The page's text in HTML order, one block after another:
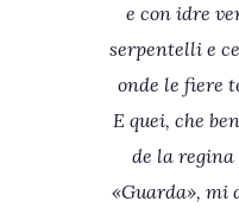
e con idre
serpentelli e
onde le fiere
E quei, che
de la regina
«Guarda», mi